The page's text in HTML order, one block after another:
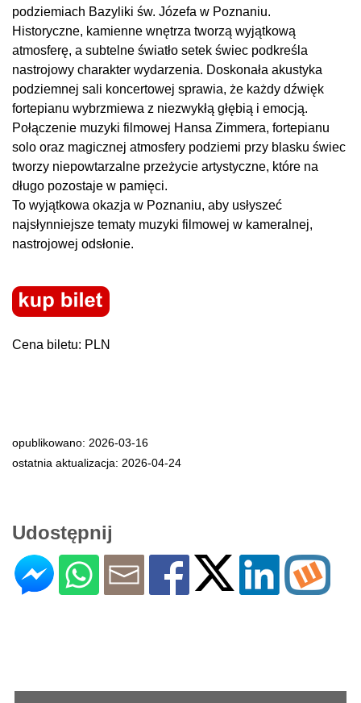
podziemiach Bazyliki św. Józefa w Poznaniu.
Historyczne, kamienne wnętrza tworzą wyjątkową
atmosferę, a subtelne światło setek świec podkreśla
nastrojowy charakter wydarzenia. Doskonała akustyka
podziemnej sali koncertowej sprawia, że każdy dźwięk
fortepianu wybrzmiewa z niezwykłą głębią i emocją.
Połączenie muzyki filmowej Hansa Zimmera, fortepianu
solo oraz magicznej atmosfery podziemi przy blasku świec
tworzy niepowtarzalne przeżycie artystyczne, które na
długo pozostaje w pamięci.
To wyjątkowa okazja w Poznaniu, aby usłyszeć
najsłynniejsze tematy muzyki filmowej w kameralnej,
nastrojowej odsłonie.
Cena biletu: PLN
opublikowano: 2026-03-16
ostatnia aktualizacja: 2026-04-24
Udostępnij